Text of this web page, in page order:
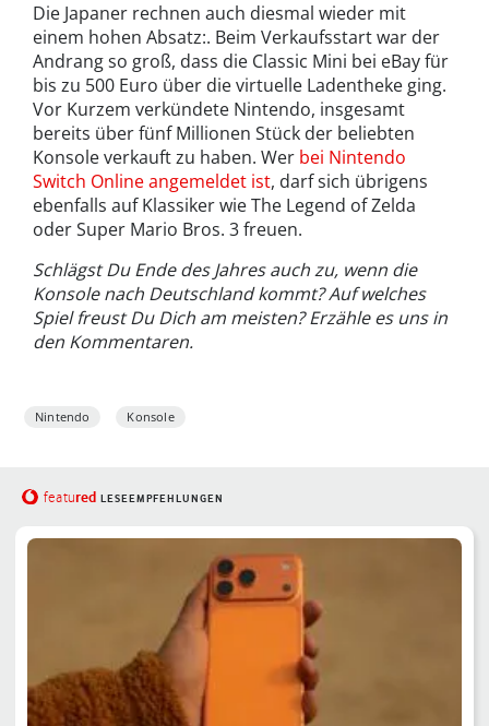
Die Japaner rechnen auch diesmal wieder mit
einem hohen Absatz:. Beim Verkaufsstart war der
Andrang so groß, dass die Classic Mini bei eBay für
bis zu 500 Euro über die virtuelle Ladentheke ging.
Vor Kurzem verkündete Nintendo, insgesamt
bereits über fünf Millionen Stück der beliebten
Konsole verkauft zu haben. Wer bei Nintendo
Switch Online angemeldet ist, darf sich übrigens
ebenfalls auf Klassiker wie The Legend of Zelda
oder Super Mario Bros. 3 freuen.
Schlägst Du Ende des Jahres auch zu, wenn die
Konsole nach Deutschland kommt? Auf welches
Spiel freust Du Dich am meisten? Erzähle es uns in
den Kommentaren.
Nintendo Konsole
featured LESEEMPFEHLUNGEN